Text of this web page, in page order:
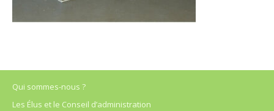
Qui sommes-nous ?
Les Élus et le Conseil d’administration